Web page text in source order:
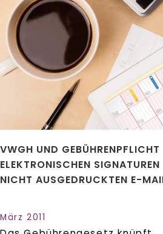
VWGH UND GEBÜHRENPFLICHT
ELEKTRONISCHEN SIGNATUREN
NICHT AUSGEDRUCKTEN E-
März 2011